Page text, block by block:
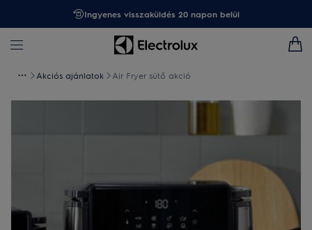
Ingyenes visszaküldés 20 napon belül
Akciós ajánlatok Air Fryer sütő akció